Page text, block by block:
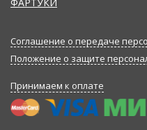
Соглашение о передаче
Положение о защите
Принимаем к оплате